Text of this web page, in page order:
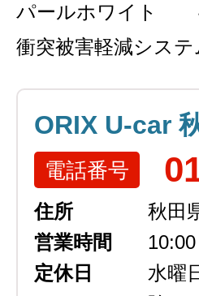
パールホワイト
衝突被害軽減シス
ORIX U-car
電話番号
住所
秋田
営業時間
定休日
水曜